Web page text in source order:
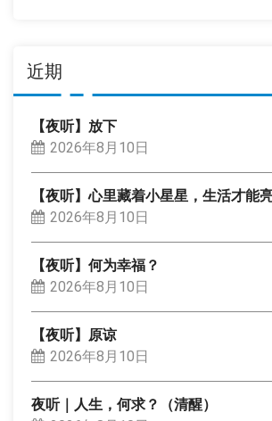
近期
【夜听】放下
2026年8月10日
【夜听】心里藏着小星星，生活才能
2026年8月10日
【夜听】何为幸福？
2026年8月10日
【夜听】原谅
2026年8月10日
夜听｜人生，何求？（清醒）